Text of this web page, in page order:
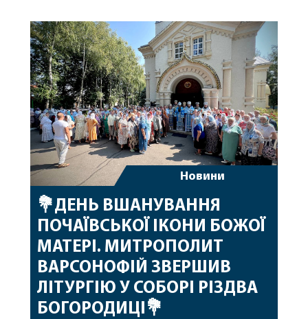
побажавши йому міцного здоров’я, Божої
допомоги, миру, духовної радості та
благословенних успіхів у подальшому
архіпастирському служінні. […]
Новини
💐ДЕНЬ ВШАНУВАННЯ
ПОЧАЇВСЬКОЇ ІКОНИ БОЖОЇ
МАТЕРІ. МИТРОПОЛИТ
ВАРСОНОФІЙ ЗВЕРШИВ
ЛІТУРГІЮ У СОБОРІ РІЗДВА
БОГОРОДИЦІ💐